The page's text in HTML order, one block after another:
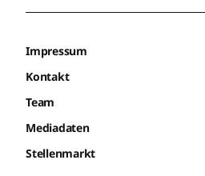
Impressum
Kontakt
Team
Mediadaten
Stellenmarkt